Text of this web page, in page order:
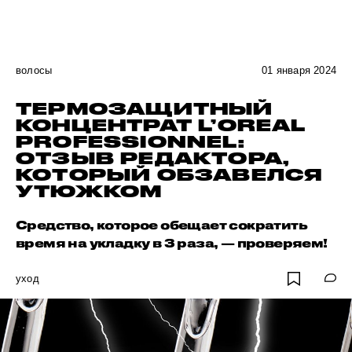
волосы 01 января 2024
ТЕРМОЗАЩИТНЫЙ
КОНЦЕНТРАТ L’OREAL
PROFESSIONNEL:
ОТЗЫВ РЕДАКТОРА,
КОТОРЫЙ ОБЗАВЕЛСЯ
УТЮЖКОМ
Средство, которое обещает сократить
время на укладку в 3 раза, — проверяем!
уход